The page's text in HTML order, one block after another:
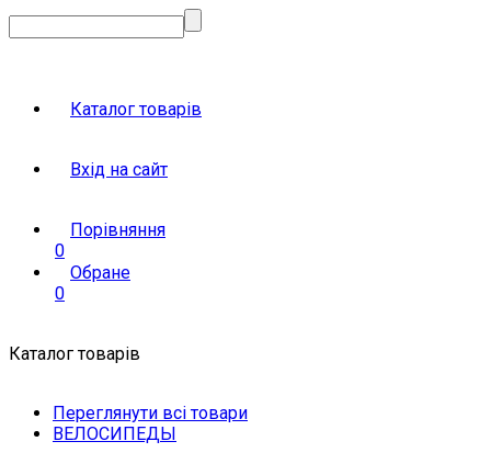
Каталог товарів
Вхід на сайт
Порівняння
0
Обране
0
Каталог товарів
Переглянути всі товари
ВЕЛОСИПЕДЫ